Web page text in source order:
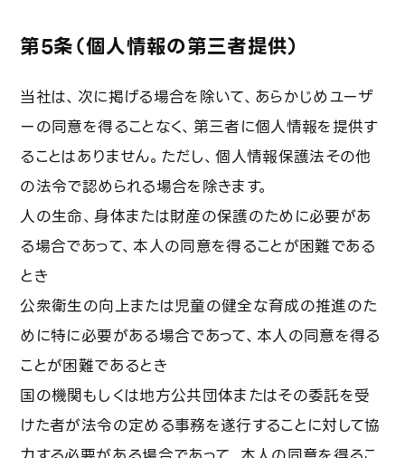
第5条（個人情報の第三者提供）
当社は、次に掲げる場合を除いて、あらかじめユーザ
ーの同意を得ることなく、第三者に個人情報を提供す
ることはありません。ただし、個人情報保護法その他
の法令で認められる場合を除きます。
人の生命、身体または財産の保護のために必要があ
る場合であって、本人の同意を得ることが困難である
とき
公衆衛生の向上または児童の健全な育成の推進のた
めに特に必要がある場合であって、本人の同意を得る
ことが困難であるとき
国の機関もしくは地方公共団体またはその委託を受
けた者が法令の定める事務を遂行することに対して協